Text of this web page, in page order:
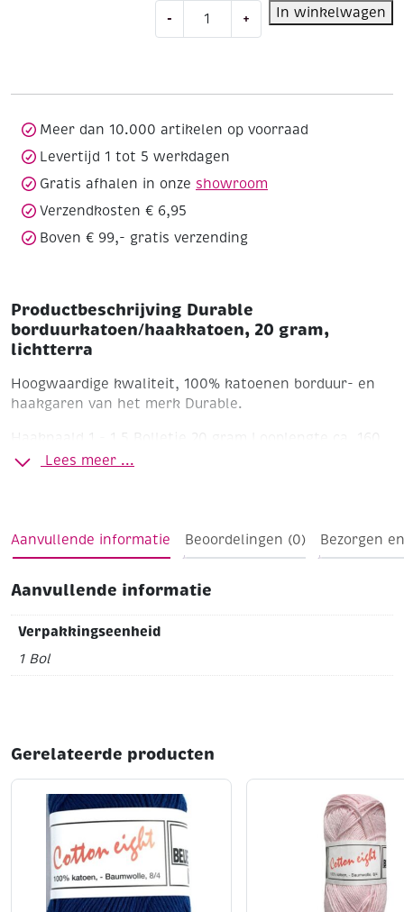
-
borduurkatoen/haakkatoen,
+ In winkelwagen
Meer dan 10.000 artikelen op voorraad
Levertijd 1 tot 5 werkdagen
Gratis afhalen in onze showroom
Verzendkosten € 6,95
Boven € 99,- gratis verzending
Productbeschrijving Durable
borduurkatoen/haakkatoen, 20 gram,
lichtterra
Hoogwaardige kwaliteit, 100% katoenen borduur- en
haakgaren van het merk Durable.
Haaknaald 1 - 1,5 Bolletje 20 gram
Looplengte ca. 160
meter Wasbaar tot 60'C
Lees meer ...
Aanvullende informatie Beoordelingen (0) Bezorgen
Aanvullende informatie
Verpakkingseenheid
1 Bol
Gerelateerde producten